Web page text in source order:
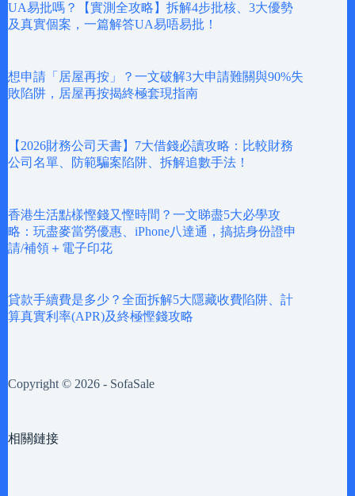
UA易批嗎？【實測全攻略】拆解4步批核、3大優勢
及真實個案，一篇解答UA易唔易批！
想申請「居屋再按」？一文破解3大申請難關與90%失
敗陷阱，居屋再按揭終極套現指南
【2026財務公司天書】7大借錢必讀攻略：比較財務
公司名單、防範騙案陷阱、拆解追數手法！
香港生活點樣慳錢又慳時間？一文睇盡5大必學攻
略：玩盡麥當勞優惠、iPhone八達通，搞掂身份證申
請/補領＋電子印花
貸款手續費是多少？全面拆解5大隱藏收費陷阱、計
算真實利率(APR)及終極慳錢攻略
Copyright © 2026 - SofaSale
相關鏈接